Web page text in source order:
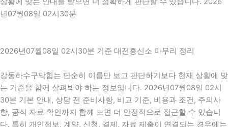
년07월08일 02시30분
2026년07월08일 02시30분 기준 대전흥신소 마무리 정리
강동하수구막힘는 단순히 이름만 보고 판단하기보다 현재 상황에 맞
는 기준을 함께 살펴봐야 하는 정보입니다. 2026년07월08일 02시
30분 기본 안내, 상담 전 준비사항, 비교 기준, 비용과 조건, 주의사
항, 공식 자료 확인까지 함께 보면 더 안정적으로 접근할 수 있습니
다. 특히 개인정보, 계약, 신청, 결제, 자료 제출이 연결되는 경우에는